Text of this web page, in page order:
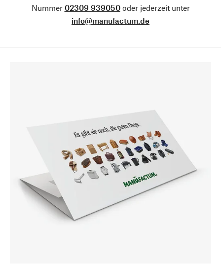
Nummer 02309 939050oder jederzeit unter
info@manufactum.de